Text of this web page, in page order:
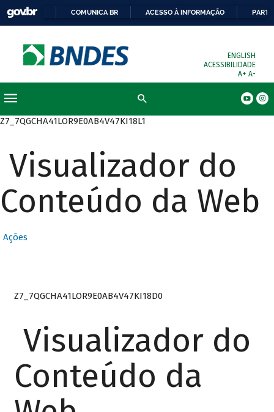
COMUNICA BR ACESSO À INFORMAÇÃO
ENGLISH
ACESSIBILIDADE
A+ A-
Z7_7QGCHA41LOR9E0AB4V47KI18L1
Visualizador do
Conteúdo da Web
Ações
Z7_7QGCHA41LOR9E0AB4V47KI18D0
Visualizador do
Conteúdo da